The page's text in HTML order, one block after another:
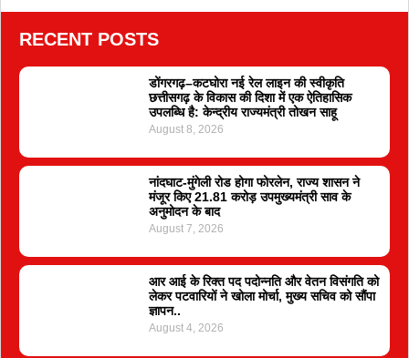
RECENT POSTS
डोंगरगढ़–कटघोरा नई रेल लाइन की स्वीकृति
छत्तीसगढ़ के विकास की दिशा में एक ऐतिहासिक
उपलब्धि है: केन्द्रीय राज्यमंत्री तोखन साहू
August 8, 2026
नांदघाट-मुंगेली रोड होगा फोरलेन, राज्य शासन ने
मंजूर किए 21.81 करोड़ उपमुख्यमंत्री साव के
अनुमोदन के बाद
August 7, 2026
आर आई के रिक्त पद पदोन्नति और वेतन विसंगति को
लेकर पटवारियों ने खोला मोर्चा, मुख्य सचिव को सौंपा
ज्ञापन..
August 4, 2026